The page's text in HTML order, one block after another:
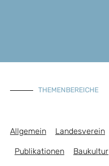
THEMENBEREICHE
Allgemein Landesverein
Publikationen Baukultur